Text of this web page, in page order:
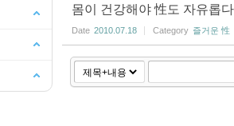
몸이 건강해야 性도 자유롭다
Date 2010.07.18 Category 즐거운 性